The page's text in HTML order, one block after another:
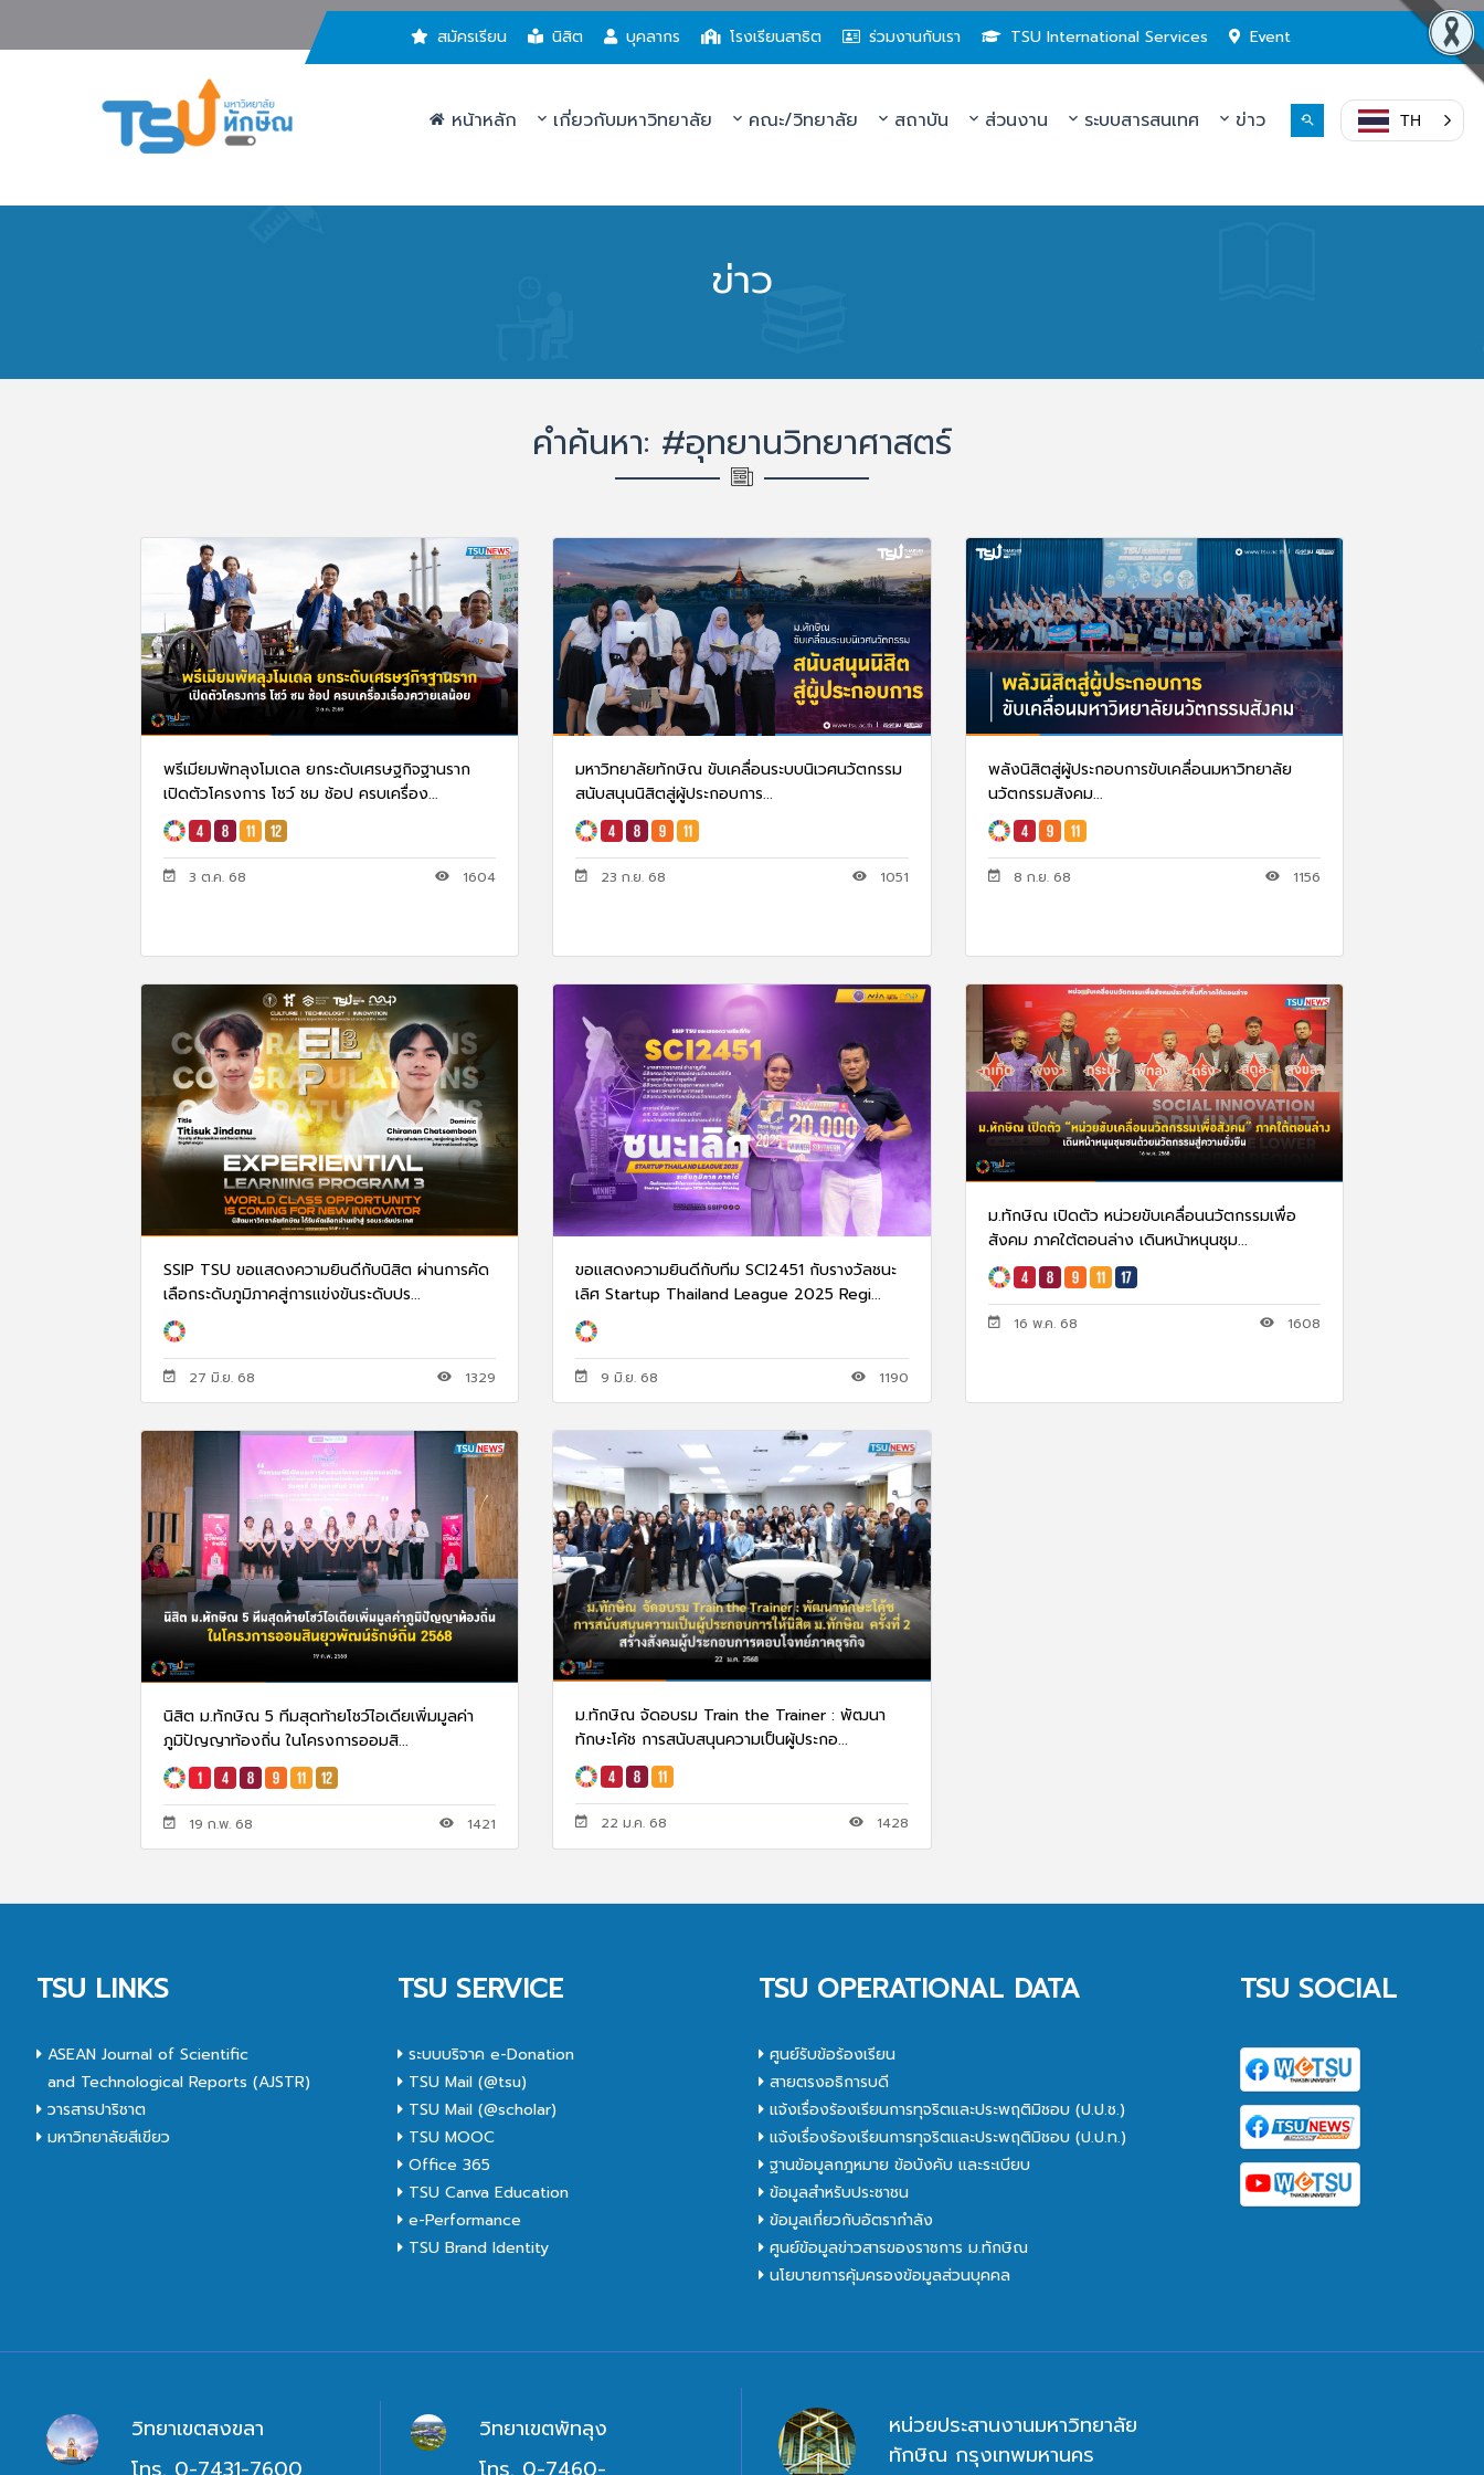
สมัครเรียน นิสิต บุคลากร โรงเรียนสาธิต ร่วมงานกับเรา TSU International Services Event
หน้าหลัก เกี่ยวกับมหาวิทยาลัย คณะ/วิทยาลัย สถาบัน ส่วนงาน ระบบสารสนเทศ ข่าว TH
ข่าว
คำค้นหา: #อุทยานวิทยาศาสตร์
พรีเมียมพัทลุงโมเดล ยกระดับเศรษฐกิจฐานราก
เปิดตัวโครงการ โชว์ ชม ช้อป ครบเครื่อง...
3 ต.ค. 68 1604
มหาวิทยาลัยทักษิณ ขับเคลื่อนระบบนิเวศนวัตกรรม
สนับสนุนนิสิตสู่ผู้ประกอบการ...
23 ก.ย. 68 1051
พลังนิสิตสู่ผู้ประกอบการขับเคลื่อนมหาวิทยาลัย
นวัตกรรมสังคม...
8 ก.ย. 68 1156
SSIP TSU ขอแสดงความยินดีกับนิสิต ผ่านการคัด
เลือกระดับภูมิภาคสู่การแข่งขันระดับปร...
27 มิ.ย. 68 1329
ขอแสดงความยินดีกับทีม SCI2451 กับรางวัลชนะ
เลิศ Startup Thailand League 2025 Regi...
9 มิ.ย. 68 1190
ม.ทักษิณ เปิดตัว หน่วยขับเคลื่อนนวัตกรรมเพื่อ
สังคม ภาคใต้ตอนล่าง เดินหน้าหนุนชุม...
16 พ.ค. 68 1608
นิสิต ม.ทักษิณ 5 ทีมสุดท้ายโชว์ไอเดียเพิ่มมูลค่า
ภูมิปัญญาท้องถิ่น ในโครงการออมสิ...
19 ก.พ. 68 1421
ม.ทักษิณ จัดอบรม Train the Trainer : พัฒนา
ทักษะโค้ช การสนับสนุนความเป็นผู้ประกอ...
22 ม.ค. 68 1428
TSU LINKS
ASEAN Journal of Scientific
and Technological Reports (AJSTR)
วารสารปาริชาต
มหาวิทยาลัยสีเขียว
TSU SERVICE
ระบบบริจาค e-Donation
TSU Mail (@tsu)
TSU Mail (@scholar)
TSU MOOC
Office 365
TSU Canva Education
e-Performance
TSU Brand Identity
TSU OPERATIONAL DATA
ศูนย์รับข้อร้องเรียน
สายตรงอธิการบดี
แจ้งเรื่องร้องเรียนการทุจริตและประพฤติมิชอบ (ป.ป.ช.)
แจ้งเรื่องร้องเรียนการทุจริตและประพฤติมิชอบ (ป.ป.ท.)
ฐานข้อมูลกฎหมาย ข้อบังคับ และระเบียบ
ข้อมูลสำหรับประชาชน
ข้อมูลเกี่ยวกับอัตรากำลัง
ศูนย์ข้อมูลข่าวสารของราชการ ม.ทักษิณ
นโยบายการคุ้มครองข้อมูลส่วนบุคคล
TSU SOCIAL
วิทยาเขตสงขลา
วิทยาเขตพัทลุง
หน่วยประสานงานมหาวิทยาลัย
ทักษิณ กรุงเทพมหานคร